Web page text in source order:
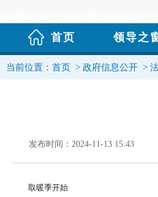
当前位置： 首页 > 政府信息公开 >
发布时间：2024-11-13 15:43
取暖季开始